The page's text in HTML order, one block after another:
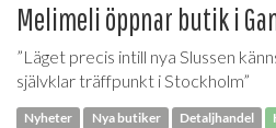
Melimeli öppnar butik i
”Läget precis intill nya Slussen
självklar träffpunkt i Stockholm”
Nyheter Nya butiker Detaljhandel